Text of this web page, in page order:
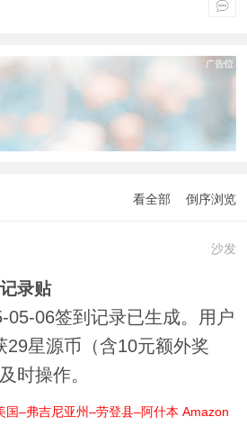
看全部 倒序浏览
沙发
录贴
05-06签到记录已生成。用户
29星源币（含10元额外奖
时操作。
国–弗吉尼亚州–劳登县–阿什本 Amazon